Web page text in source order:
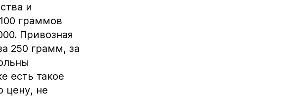
и
граммов
Привозная
250 грамм, за
есть такое
цену, не